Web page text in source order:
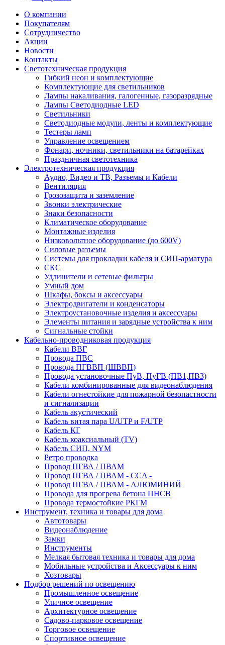
О компании
Покупателям
Сотрудничество
Акции
Новости
Контакты
Светотехническая продукция
Гибкий неон и комплектующие
Комплектующие для светильников
Лампы накаливания, галогенные, газоразрядные
Лампы Светодиодные LED
Светильники
Светодиодные модули, ленты и комплектующие
Тестеры ламп
Управление освещением
Фонари, ночники, светильники на батарейках
Праздничная светотехника
Электротехническая продукция
Аудио, Видео и ТВ, Разъемы и Кабели
Вентиляция
Грозозащита и заземление
Звонки электрические
Знаки безопасности
Климатическое оборудование
Монтажные изделия
Низковольтное оборудование (до 600V)
Силовые разъемы
Системы для прокладки кабеля и СИП-арматура
СКС
Удлинители и сетевые фильтры
Умный дом
Шкафы, боксы и аксессуары
Электродвигатели и конденсаторы
Электроустановочные изделия и аксессуары
Элементы питания и зарядные устройства к ним
Сигнальные стойки
Кабельно-проводниковая продукция
Кабели ВВГ
Провода ПВС
Провода ПГВВП (ШВВП)
Провода установочные ПуВ, ПуГВ (ПВ1,ПВ3)
Кабели комбинированные для видеонаблюдения
Кабели огнестойкие для пожарной безопастности
и сигнализации
Кабель акустический
Кабель витая пара U/UTP и F/UTP
Кабель КГ
Кабель коаксиальный (TV)
Кабель СИП, NYM
Ретро проводка
Провод ПГВА / ПВАМ
Провод ПГВА / ПВАМ - CCA -
Провод ПГВА / ПВАМ - АЛЮМИНИЙ
Провода для прогрева бетона ПНСВ
Провода термостойкие РКГМ
Инструмент, техника и товары для дома
Автотовары
Видеонаблюдение
Замки
Инструменты
Мелкая бытовая техника и товары для дома
Мобильные устройства и Аксессуары к ним
Хозтовары
Подбор решений по освещению
Промышленное освещение
Уличное освещение
Архитектурное освещение
Садово-парковое освещение
Торговое освещение
Спортивное освещение